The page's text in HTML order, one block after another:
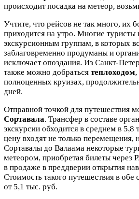
происходит посадка на метеор,
Учтите, что рейсов не так много, их
приходится на утро. Многие туристы
экскурсионным группам, в которых
заблаговременно продуманы и
исключает опоздания. Из Санкт-
также можно добраться теплоходом
полноценных круизах,
дней.
Отправной точкой для путешествия
Сортавала. Трансфер в составе
экскурсии обходится в среднем в 5,8
цену входят не только перемещения,
Сортавалы до Валаама некоторые
метеором, приобретая билеты
в продаже в преддверии открытия
Стоимость такого путешествия в обе
от 5,1 тыс. руб.